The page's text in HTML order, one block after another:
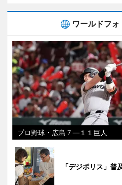
ワールドフ
プロ野球・広島７―１１巨人
「デジポリス」普